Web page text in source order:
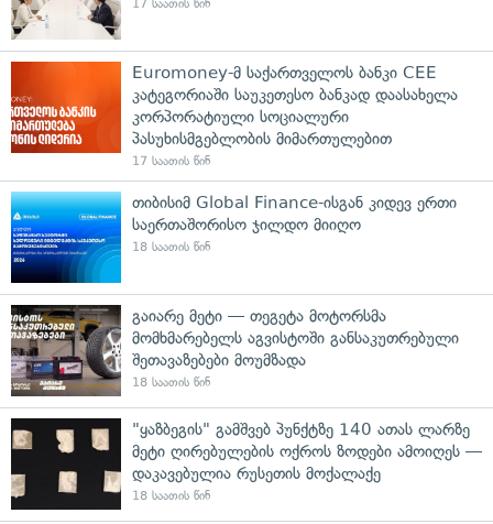
17 საათის წინ
Euromoney-მ საქართველოს ბანკი CEE
კატეგორიაში საუკეთესო ბანკად დაასახელა
კორპორატიული სოციალური
პასუხისმგებლობის მიმართულებით
17 საათის წინ
თიბისიმ Global Finance-ისგან კიდევ ერთი
საერთაშორისო ჯილდო მიიღო
18 საათის წინ
გაიარე მეტი — თეგეტა მოტორსმა
მომხმარებელს აგვისტოში განსაკუთრებული
შეთავაზებები მოუმზადა
18 საათის წინ
"ყაზბეგის" გამშვებ პუნქტზე 140 ათას ლარზე
მეტი ღირებულების ოქროს ზოდები ამოიღეს —
დაკავებულია რუსეთის მოქალაქე
18 საათის წინ